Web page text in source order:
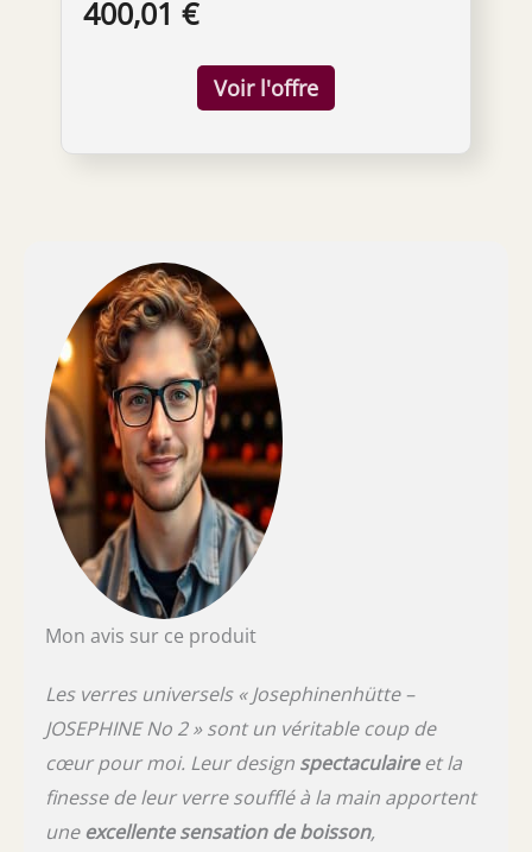
rouge et même à la bière de s’épanouir de
plomb - Hauteur 24 cm, Diamètre 8,6 cm Peut
être lavé en machine, mais un lavage à la
main est conseillé. Utilisez idéalement un
400,01 €
Mon avis sur ce produit
Les verres universels « Josephinenhütte –
JOSEPHINE No 2 » sont un véritable coup de
cœur pour moi. Leur design spectaculaireet la
finesse de leur verre soufflé à la main apportent
une excellente sensation de boisson,